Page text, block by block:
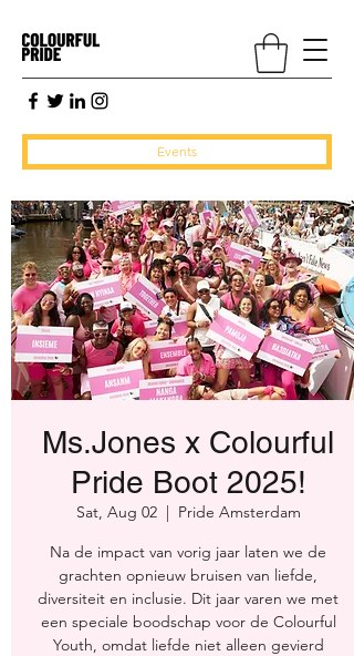
Events
Ms.Jones x Colourful
Pride Boot 2025!
Sat, Aug 02
  |
Pride Amsterdam
Na de impact van vorig jaar laten we de
grachten opnieuw bruisen van liefde,
diversiteit en inclusie. Dit jaar varen we met
een speciale boodschap voor de Colourful
Youth, omdat liefde niet alleen gevierd